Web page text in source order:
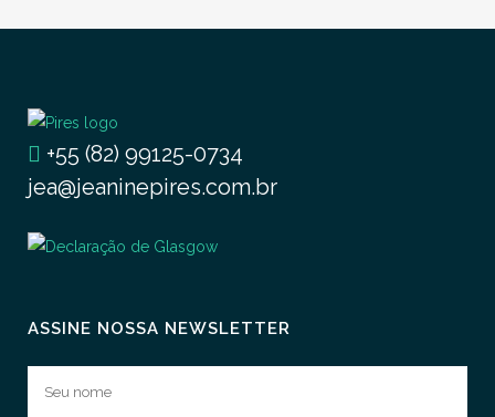
+55 (82) 99125-0734
jea@jeaninepires.com.br
ASSINE NOSSA NEWSLETTER